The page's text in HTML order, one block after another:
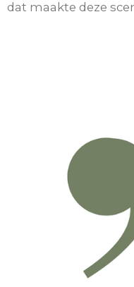
dat maakte deze